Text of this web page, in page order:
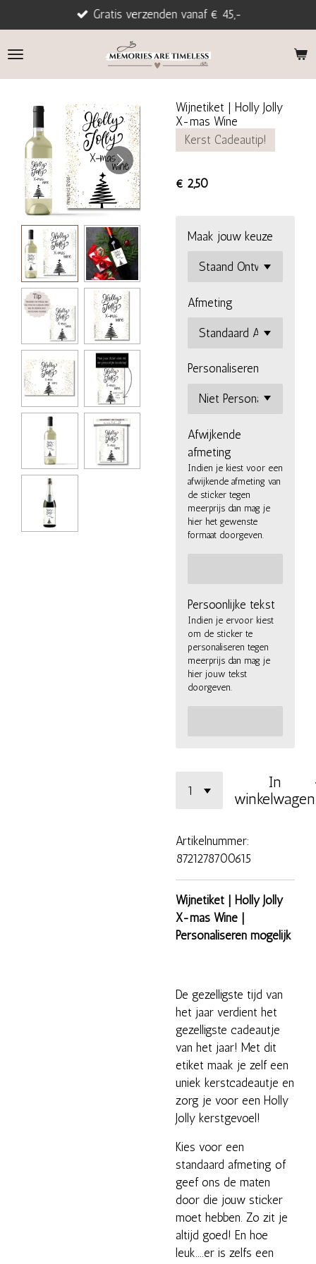
direct
naar
Gratis verzenden vanaf € 45,-
Wijnetiket | Holly Jolly
X-mas Wine
Kerst Cadeautip!
€ 2,50
Maak jouw keuze
Afmeting
Personaliseren
Afwijkende
afmeting
Indien je kiest voor een
afwijkende afmeting van
de sticker tegen
meerprijs dan mag je
hier het gewenste
formaat doorgeven.
Persoonlijke tekst
Indien je ervoor kiest
om de sticker te
personaliseren tegen
meerprijs dan mag je
hier jouw tekst
doorgeven.
In
winkelwagen
Artikelnummer:
8721278700615
Wijnetiket | Holly Jolly
X-mas Wine |
Personaliseren mogelijk
De gezelligste tijd van
het jaar verdient het
gezelligste cadeautje
van het jaar! Met dit
etiket maak je zelf een
uniek kerstcadeautje en
zorg je voor een Holly
Jolly kerstgevoel!
Kies voor een
standaard afmeting of
geef ons de maten
door die jouw sticker
moet hebben. Zo zit je
altijd goed! En hoe
leuk....er is zelfs een